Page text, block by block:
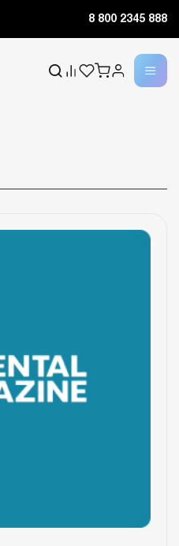
8 800 2345 888